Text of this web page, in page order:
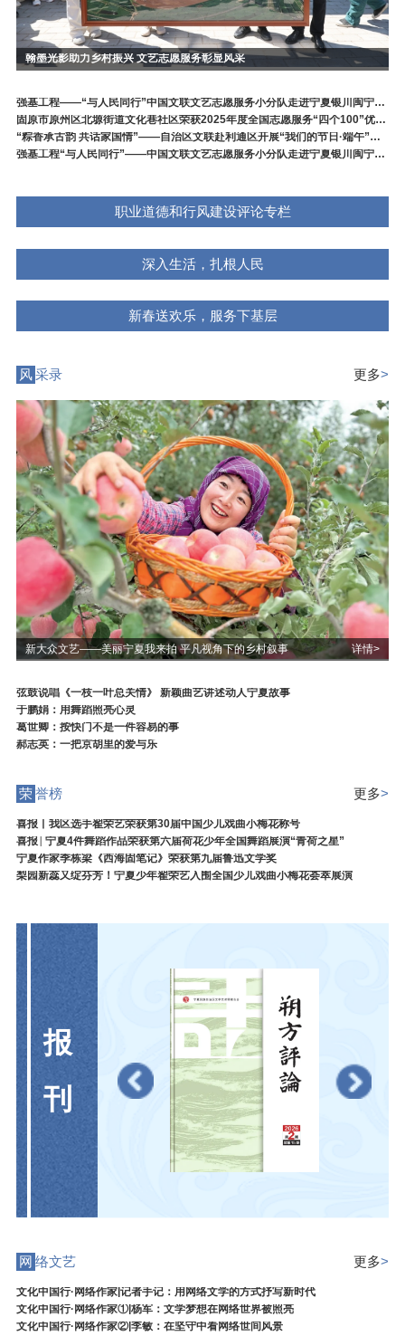
翰墨光影助力乡村振兴 文艺志愿服务彰显风采
强基工程——“与人民同行”中国文联文艺志愿服务小分队走进宁夏银川闽宁镇专场演出
固原市原州区北塬街道文化巷社区荣获2025年度全国志愿服务“四个100”优秀典型
“粽香承古韵 共话家国情”——自治区文联赴利通区开展“我们的节日·端午”新时代文明实践主题示范活动
强基工程“与人民同行”——中国文联文艺志愿服务小分队走进宁夏银川闽宁镇慰问演出
职业道德和行风建设评论专栏
深入生活，扎根人民
新春送欢乐，服务下基层
风采录 更多>
新大众文艺——美丽宁夏我来拍 平凡视角下的乡村叙事 详情>
弦鼓说唱《一枝一叶总关情》 新颖曲艺讲述动人宁夏故事
于鹏娟：用舞蹈照亮心灵
葛世卿：按快门不是一件容易的事
郝志英：一把京胡里的爱与乐
荣誉榜 更多>
喜报丨我区选手翟荣艺荣获第30届中国少儿戏曲小梅花称号
喜报│宁夏4件舞蹈作品荣获第六届荷花少年全国舞蹈展演“青荷之星”
宁夏作家季栋梁《西海固笔记》荣获第九届鲁迅文学奖
梨园新蕊又绽芬芳！宁夏少年翟荣艺入围全国少儿戏曲小梅花荟萃展演
报
刊
网 络文艺 更多>
文化中国行·网络作家|记者手记：用网络文学的方式抒写新时代
文化中国行·网络作家①|杨军：文学梦想在网络世界被照亮
文化中国行·网络作家②|李敏：在坚守中看网络世间风景